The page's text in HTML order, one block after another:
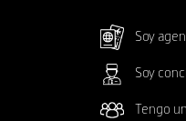
Soy
Soy
Tengo